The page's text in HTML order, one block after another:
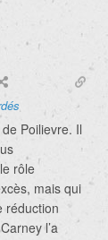
Poilievre. Il
rôle
mais qui
réduction
l’a